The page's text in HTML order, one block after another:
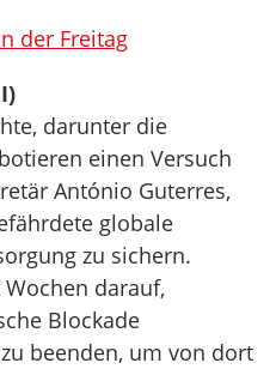
der Freitag
darunter die
einen Versuch
António Guterres,
globale
zu sichern.
darauf,
Blockade
beenden, um von dort